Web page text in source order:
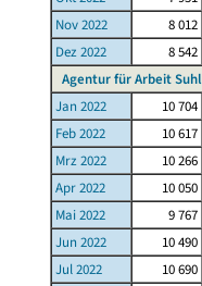
Nov 2022
8 012
Dez 2022
8 542
Agentur für Arbeit Suhl
Jan 2022
10 704
Feb 2022
10 617
Mrz 2022
10 266
Apr 2022
10 050
Mai 2022
9 767
Jun 2022
10 490
Jul 2022
10 690